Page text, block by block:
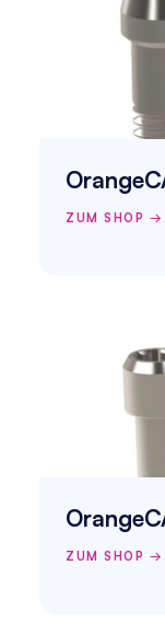
ZUM SHOP →
ZUM SHOP →